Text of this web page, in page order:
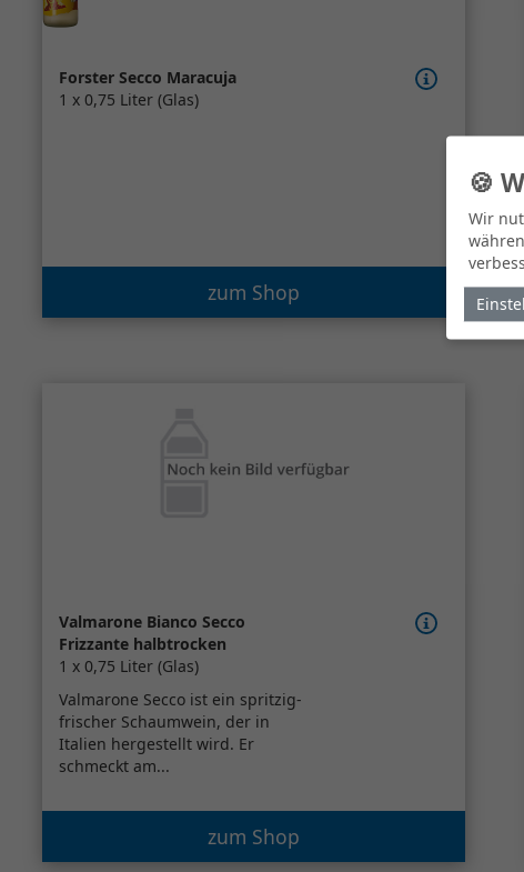
Forster Secco Maracuja
1 x 0,75 Liter (Glas)
zum Shop
Valmarone Bianco Secco
Frizzante halbtrocken
1 x 0,75 Liter (Glas)
Valmarone Secco ist ein spritzig-
frischer Schaumwein, der in
Italien hergestellt wird. Er
schmeckt am...
zum Shop
🍪
Wir